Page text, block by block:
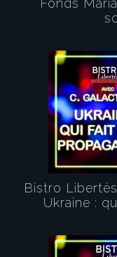
Fonds
Bistro
Ukraine :